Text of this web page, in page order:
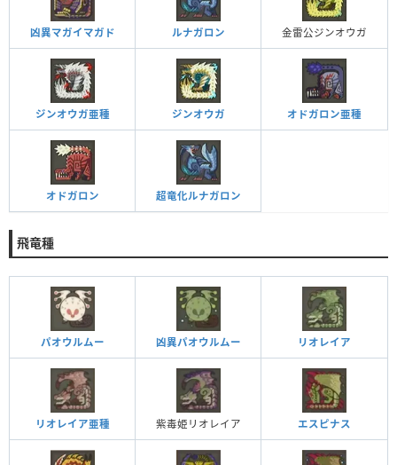
凶異マガイマガド ルナガロン 金雷公ジンオウガ
ジンオウガ亜種 ジンオウガ オドガロン亜種
オドガロン 超竜化ルナガロン
飛竜種
パオウルムー 凶異パオウルムー リオレイア
リオレイア亜種 紫毒姫リオレイア エスピナス